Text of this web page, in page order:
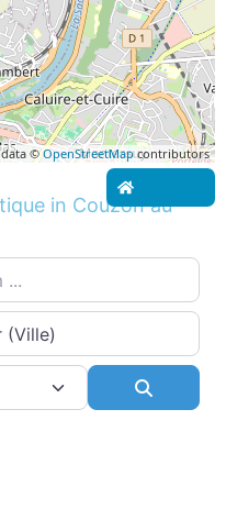
©OpenStreetMapcontributors
in Couzon au